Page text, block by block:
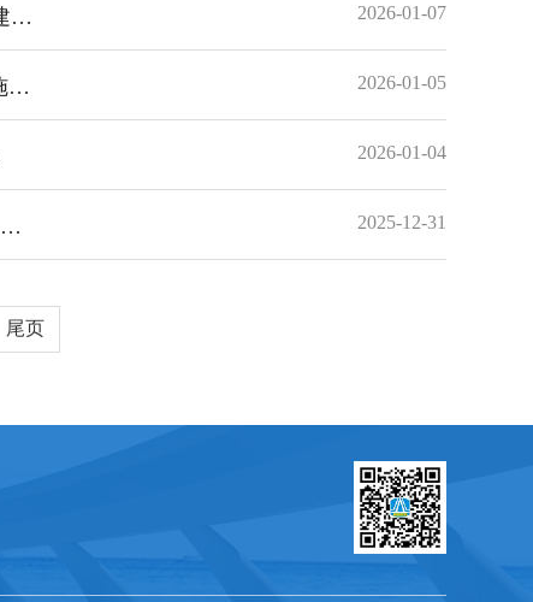
四川省住房和城乡建设厅关于发布《四川省既有建筑幕墙维护与改造工程技术标准》等4项四川省工程建设地方标准的通知 2026-01-07
成都市住房和城乡建设局等5部门关于印发《成都市房屋建筑和市政基础设施工程联合验收“一件事”实施细则》的通知 2026-01-05
2026-01-04
四川省住房和城乡建设厅关于印发《四川省房屋建筑和市政基础设施工程招标投标活动投诉处理办法》的通知 2025-12-31
尾页